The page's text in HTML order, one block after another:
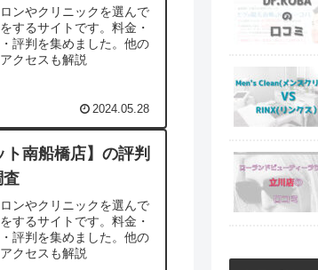
ンやクリニックを選んで
するサイトです。料金・
評判を集めました。他の
クセスも解説
2024.05.28
南船橋店】の評判
査
ンやクリニックを選んで
するサイトです。料金・
評判を集めました。他の
クセスも解説